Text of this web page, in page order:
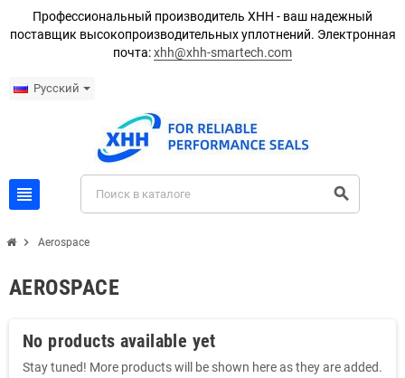
Профессиональный производитель XHH - ваш надежный
поставщик высокопроизводительных уплотнений. Электронная
почта:xhh@xhh-smartech.com
Русский
view_headline search
chevron_right Aerospace
AEROSPACE
No products available yet
Stay tuned! More products will be shown here as they are added.